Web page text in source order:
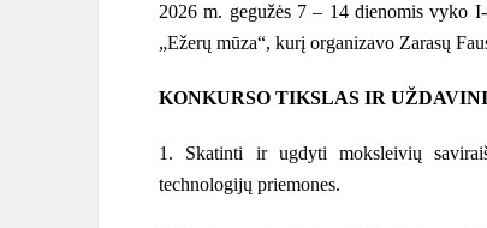
2026 m. gegužės 7 – 14 dienomis vyko
„Ežerų mūza“, kurį organizavo Zarasų
KONKURSO TIKSLAS IR
1. Skatinti ir ugdyti moksleivių
technologijų priemones.